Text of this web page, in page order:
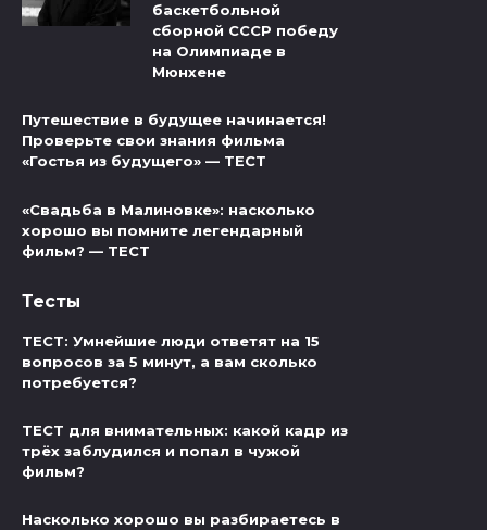
баскетбольной
сборной СССР победу
на Олимпиаде в
Мюнхене
Путешествие в будущее начинается!
Проверьте свои знания фильма
«Гостья из будущего» — ТЕСТ
«Свадьба в Малиновке»: насколько
хорошо вы помните легендарный
фильм? — ТЕСТ
Тесты
ТЕСТ: Умнейшие люди ответят на 15
вопросов за 5 минут, а вам сколько
потребуется?
ТЕСТ для внимательных: какой кадр из
трёх заблудился и попал в чужой
фильм?
Насколько хорошо вы разбираетесь в